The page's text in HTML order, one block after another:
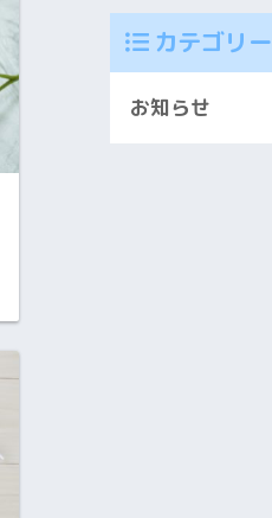
カテゴリー
お知らせ